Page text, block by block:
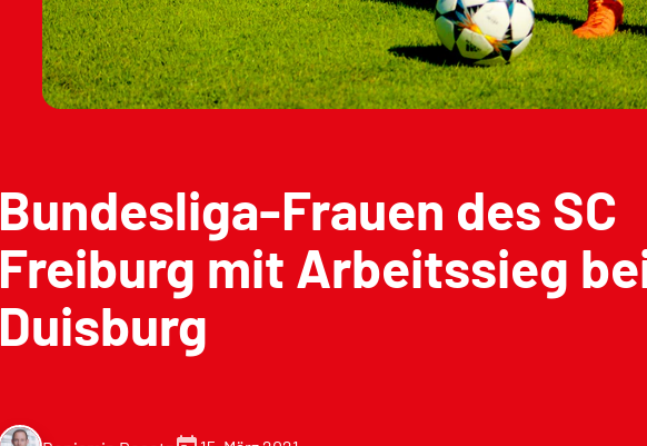
Bundesliga-Frauen des SC
Freiburg mit Arbeitssieg
Duisburg